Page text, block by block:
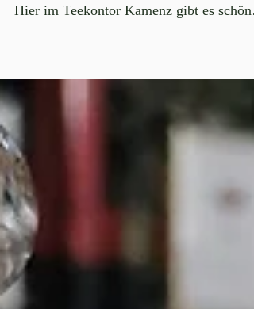
Geschenke
Auf der Suche nach etwas passendem?
Kleine Dankeschön's für Mutti's und
Hier im Teekontor Kamenz gibt es schöne
Geschenkideen!...